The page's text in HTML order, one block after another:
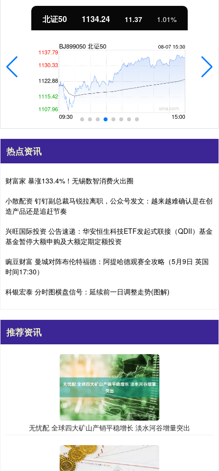
北证50 1134.24 11.37 1.01%
热点资讯
财富家 暴涨133.4%！无锡数智消费火出圈
小散配资 钉钉副总裁马锐拉离职，公众号发文：越来越难确认是在创
造产品还是追赶节奏
兴旺国际投资 公告速递：华安恒生科技ETF发起式联接（QDII）基金
基金暂停大额申购及大额定期定额投资
豌豆财富 曼城对阵布伦特福德：阿提哈德观赛全攻略（5月9日 英国
时间17:30）
科银宏泰 分时图横盘信号：延续前一日调整走势(图解)
推荐资讯
无忧配 全球四大矿山产销平稳增长 淡水河谷增量突出